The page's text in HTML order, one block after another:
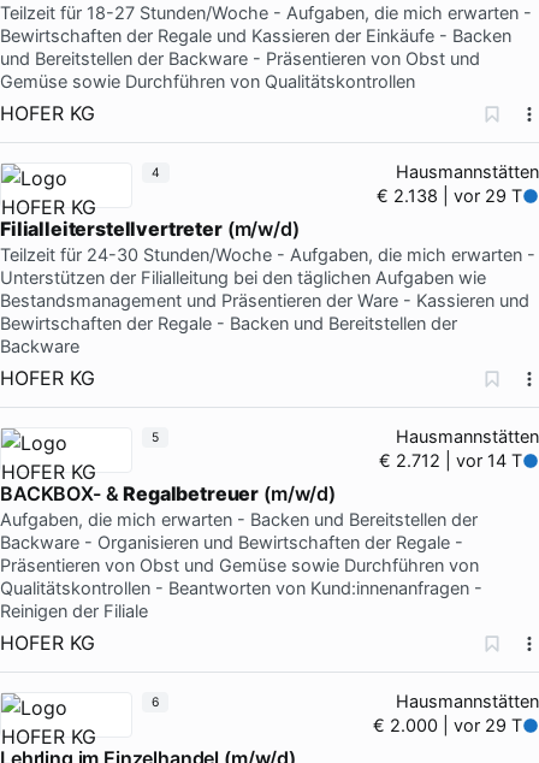
Teilzeit für 18-27 Stunden/Woche - Aufgaben, die mich erwarten -
Bewirtschaften der Regale und Kassieren der Einkäufe - Backen
und Bereitstellen der Backware - Präsentieren von Obst und
Gemüse sowie Durchführen von Qualitätskontrollen
HOFER KG
Hausmannstätten
€ 2.138 | vor 29 T
Filialleiterstellvertreter(m/w/d)
Teilzeit für 24-30 Stunden/Woche - Aufgaben, die mich erwarten -
Unterstützen der Filialleitung bei den täglichen Aufgaben wie
Bestandsmanagement und Präsentieren der Ware - Kassieren und
Bewirtschaften der Regale - Backen und Bereitstellen der
Backware
HOFER KG
4
Hausmannstätten
€ 2.712 | vor 14 T
BACKBOX- &Regalbetreuer (m/w/d)
Aufgaben, die mich erwarten - Backen und Bereitstellen der
Backware - Organisieren und Bewirtschaften der Regale -
Präsentieren von Obst und Gemüse sowie Durchführen von
Qualitätskontrollen - Beantworten von Kund:innenanfragen -
Reinigen der Filiale
HOFER KG
5
Hausmannstätten
€ 2.000 | vor 29 T
Lehrling im Einzelhandel (m/w/d)
6